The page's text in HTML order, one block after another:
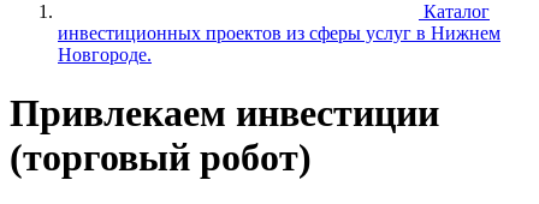
Каталог
инвестиционных проектов из сферы услуг в Нижнем
Новгороде.
Привлекаем инвестиции
(торговый робот)